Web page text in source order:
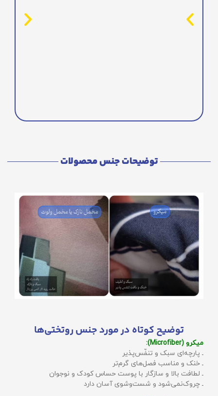
توضیحات جنس محصولات
توضیح کوتاه در مورد جنس روتختی‌ها
میکرو (Microfiber):
ـ پارچه‌ای سبک و تنفّس‌پذیر
ـ خنک و مناسب فصل‌های گرم‌تر
ـ لطافت بالا و سازگار با پوست حساس کودک و نوجوان
ـ چروک‌نمی‌شود و شست‌وشوی آسان دارد